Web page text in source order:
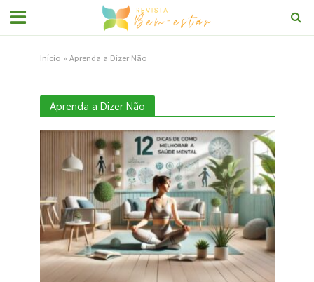
Início » Aprenda a Dizer Não
Aprenda a Dizer Não